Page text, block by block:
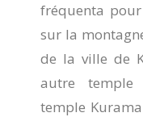
fréquenta
sur la
de la ville de
autre
temple